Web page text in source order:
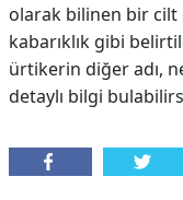
olarak bilinen bir cilt
kabarıklık gibi
ürtikerin diğer adı,
detaylı bilgi